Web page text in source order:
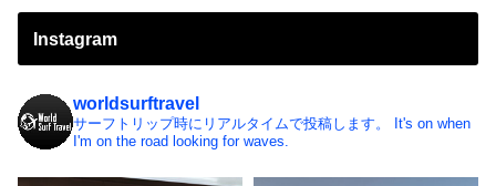
Instagram
worldsurftravel
サーフトリップ時にリアルタイムで投稿します。
It's on when
I'm on the road looking for waves.